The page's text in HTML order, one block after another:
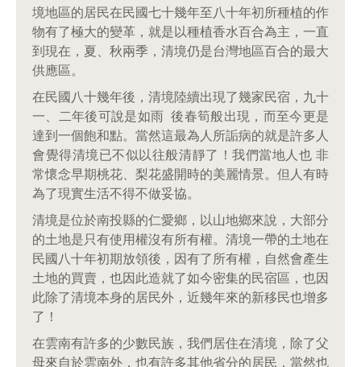
境地區的居民在民國七十幾年至八十年初所種植的作
物有了極大的變革，就是以種植香水百合為主，一直
到現在，夏、秋兩季，清境仍是台灣地區百合的最大
供應區。
在民國八十幾年後，清境陸續出現了幾家民宿，九十
一、二年後可說是如雨 後春筍般出現，而至今更是
達到一個飽和點。當然這最為人所詬病的就是許多人
會覺得清境已不似以往般清靜了！我們當地人也 非
常懷念早期桃花、梨花盛開時的美麗情景。但人有時
為了現實生活不得不做妥協。
清境是位於南投縣的仁愛鄉，以山地鄉來說，大部分
的土地是只有使用權沒有所有權。清境一帶的土地在
民國八十年初期放領後，因有了所有權，自然會產生
土地的買賣，也因此造就了如今密集的民宿區，也因
此除了清境本身的居民外，近幾年來的新移民也增多
了！
在雲南有許多的少數民族，我們居住在清境，除了父
母來自於雲南外，也有許多其他省分的居民，當然也